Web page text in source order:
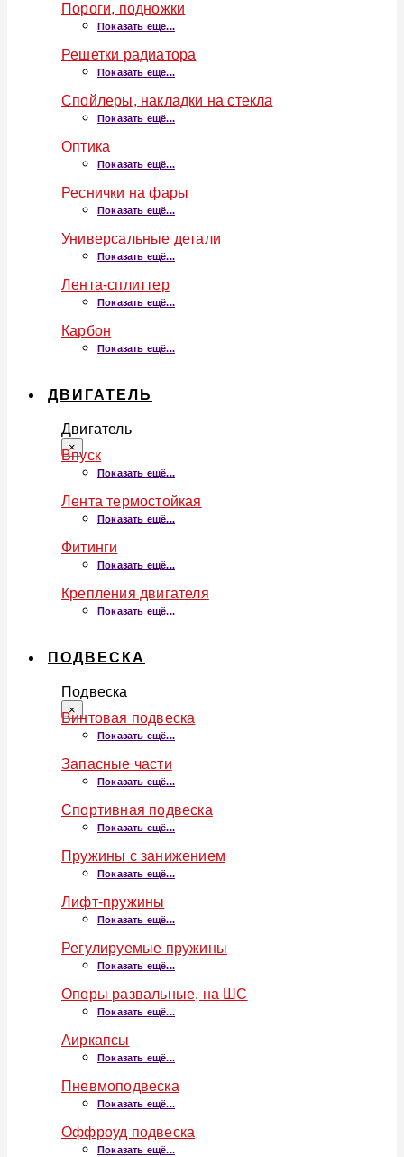
Пороги, подножки
Показать ещё...
Решетки радиатора
Показать ещё...
Спойлеры, накладки на стекла
Показать ещё...
Оптика
Показать ещё...
Реснички на фары
Показать ещё...
Универсальные детали
Показать ещё...
Лента-сплиттер
Показать ещё...
Карбон
Показать ещё...
ДВИГАТЕЛЬ
Двигатель
×
Впуск
Показать ещё...
Лента термостойкая
Показать ещё...
Фитинги
Показать ещё...
Крепления двигателя
Показать ещё...
ПОДВЕСКА
Подвеска
×
Винтовая подвеска
Показать ещё...
Запасные части
Показать ещё...
Спортивная подвеска
Показать ещё...
Пружины с занижением
Показать ещё...
Лифт-пружины
Показать ещё...
Регулируемые пружины
Показать ещё...
Опоры развальные, на ШС
Показать ещё...
Аиркапсы
Показать ещё...
Пневмоподвеска
Показать ещё...
Оффроуд подвеска
Показать ещё...